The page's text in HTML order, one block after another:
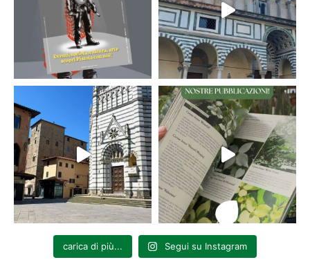
carica di più... Segui su Instagram